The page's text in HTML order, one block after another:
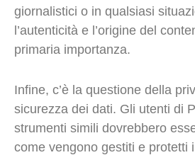
giornalistici o in qualsiasi
l’autenticità e l’origine del
primaria importanza.
Infine, c’è la questione della
sicurezza dei dati. Gli utenti di
strumenti simili dovrebbero
come vengono gestiti e protetti